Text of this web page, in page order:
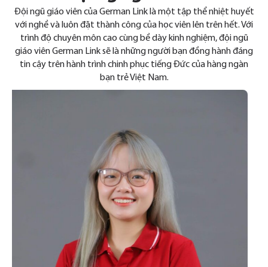
Đội ngũ giáo viên của German Link là một tập thể nhiệt huyết
với nghề và luôn đặt thành công của học viên lên trên hết. Với
trình độ chuyên môn cao cùng bề dày kinh nghiệm, đội ngũ
giáo viên German Link sẽ là những người bạn đồng hành đáng
tin cậy trên hành trình chinh phục tiếng Đức của hàng ngàn
bạn trẻ Việt Nam.